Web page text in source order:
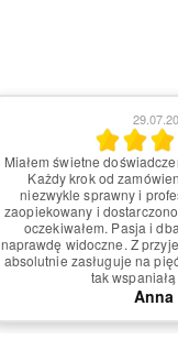
Miałem świetne
Każdy krok od
niezwykle sprawny i
zaopiekowany i
oczekiwałem. Pasja i
naprawdę widoczne. Z
absolutnie zasługuje na
tak
Anna